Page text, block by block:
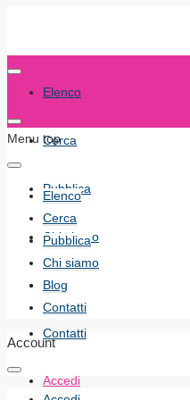
Elenco
Cerca
Pubblica
Chi siamo
Blog
Contatti
Accedi
Menu top
Elenco
Cerca
Pubblica
Chi siamo
Blog
Contatti
Account